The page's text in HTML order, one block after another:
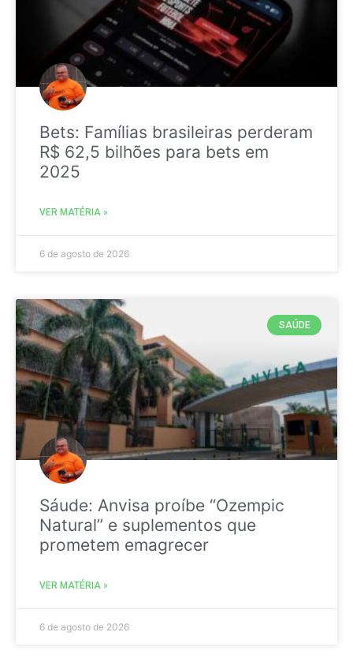
Bets: Famílias brasileiras perderam
R$ 62,5 bilhões para bets em
2025
VER MATÉRIA »
6 de agosto de 2026
SAÚDE
Sáude: Anvisa proíbe “Ozempic
Natural” e suplementos que
prometem emagrecer
VER MATÉRIA »
6 de agosto de 2026